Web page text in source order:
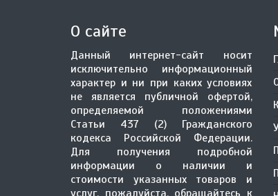
О сайте
Данный интернет-сайт носит
исключительно информационный
характер и ни при каких условиях
не является публичной офертой,
определяемой положениями
Статьи 437 (2) Гражданского
кодекса Российской Федерации.
Для получения подробной
информации о наличии и
стоимости указанных товаров и
услуг, пожалуйста, обращайтесь к